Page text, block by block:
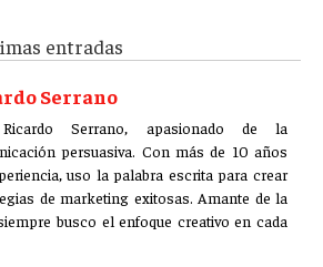
entradas
Serrano
Serrano, apasionado de la
persuasiva. Con más de 10 años
uso la palabra escrita para crear
de marketing exitosas. Amante de la
busco el enfoque creativo en cada